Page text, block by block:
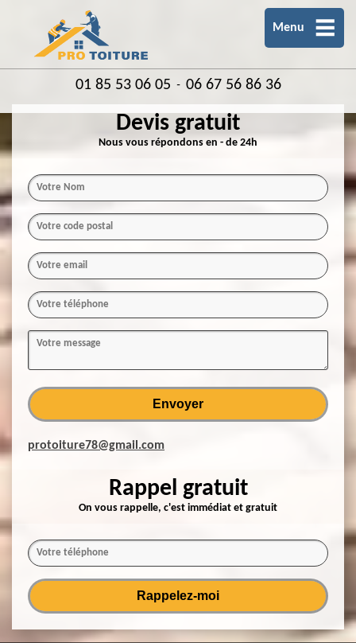
Menu
01 85 53 06 05 - 06 67 56 86 36
Devis gratuit
Nous vous répondons en - de 24h
protoiture78@gmail.com
Rappel gratuit
On vous rappelle, c'est immédiat et gratuit